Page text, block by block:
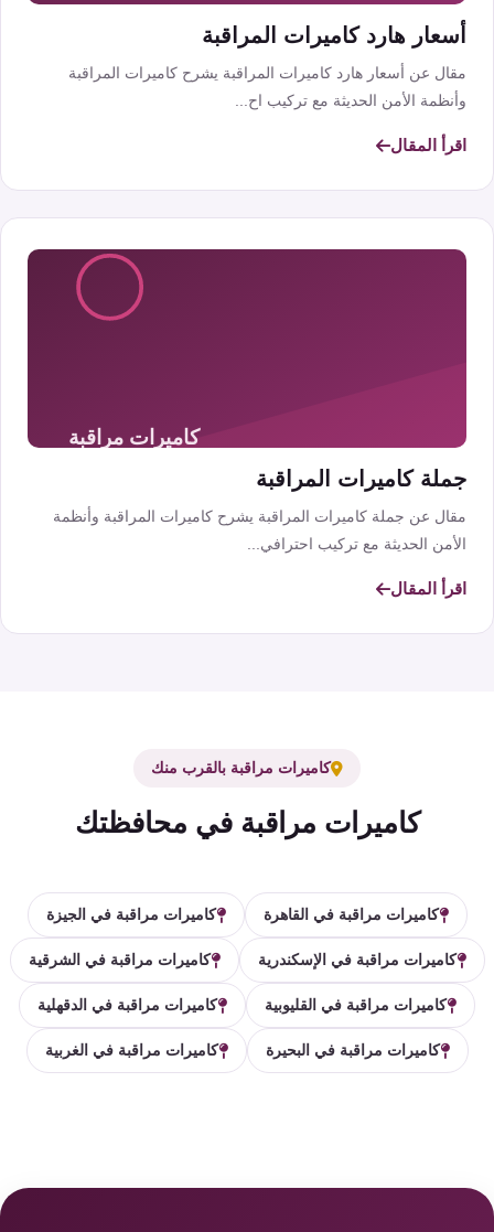
أسعار هارد كاميرات المراقبة
مقال عن أسعار هارد كاميرات المراقبة يشرح كاميرات المراقبة
وأنظمة الأمن الحديثة مع تركيب اح...
اقرأ المقال
جملة كاميرات المراقبة
مقال عن جملة كاميرات المراقبة يشرح كاميرات المراقبة وأنظمة
الأمن الحديثة مع تركيب احترافي...
اقرأ المقال
كاميرات مراقبة بالقرب منك
كاميرات مراقبة في محافظتك
كاميرات مراقبة في القاهرة كاميرات مراقبة في الجيزة
كاميرات مراقبة في الإسكندرية كاميرات مراقبة في الشرقية
كاميرات مراقبة في القليوبية كاميرات مراقبة في الدقهلية
كاميرات مراقبة في البحيرة كاميرات مراقبة في الغربية